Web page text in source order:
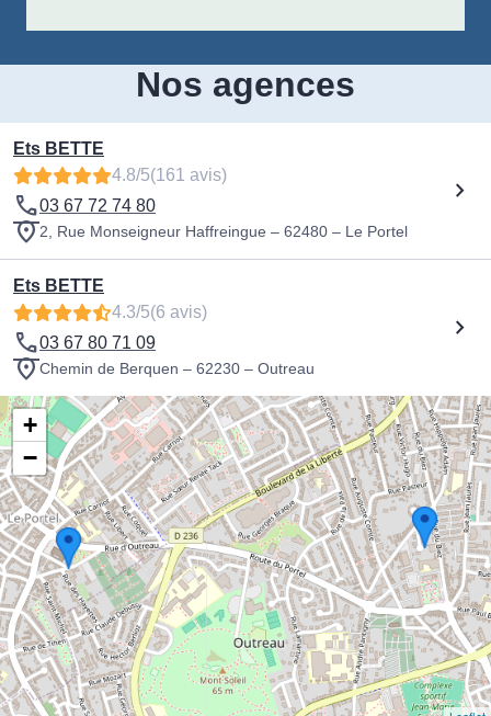
Nos agences
Ets BETTE
4.8/5(161 avis)
03 67 72 74 80
2, Rue Monseigneur Haffreingue – 62480 – Le Portel
Ets BETTE
4.3/5(6 avis)
03 67 80 71 09
Chemin de Berquen – 62230 – Outreau
+
−